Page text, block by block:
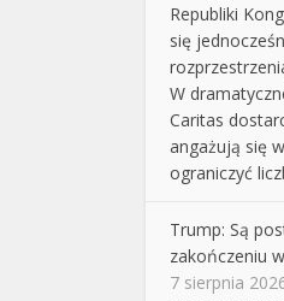
Republiki
się
W
Caritas
angażują się
ograniczyć
Trump: Są
zakończeniu
7 sierpnia